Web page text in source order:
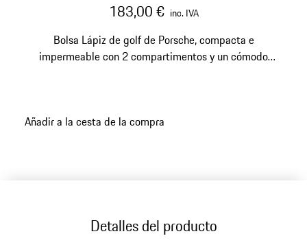
183,00 € inc. IVA
Bolsa Lápiz de golf de Porsche, compacta e
impermeable con 2 compartimentos y un cómodo
Añadir a la cesta de la compra
Detalles del producto